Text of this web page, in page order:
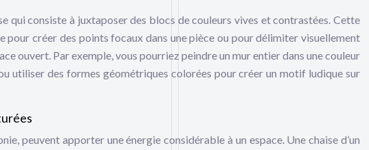
qui consiste à juxtaposer des blocs de couleurs vives et contrastées. Cette
créer des points focaux dans une pièce ou pour délimiter visuellement
ouvert. Par exemple, vous pourriez peindre un mur entier dans une couleur
utiliser des formes géométriques colorées pour créer un motif ludique sur
peuvent apporter une énergie considérable à un espace. Une chaise d’un